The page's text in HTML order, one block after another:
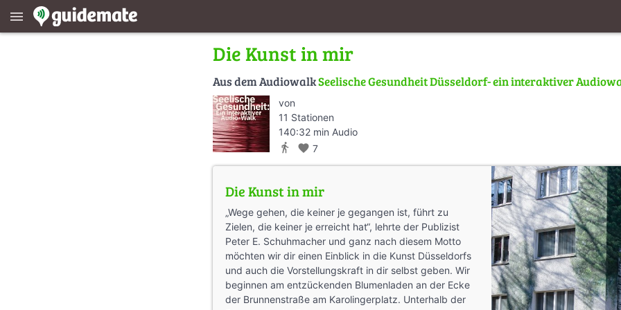
menu
Die Kunst in mir
Aus dem AudiowalkSeelische Gesundheit Düsseldorf- ein interaktiver
von
11 Stationen
140:32 min Audio
directions_walk favorite 7
Die Kunst in mir
„Wege gehen, die keiner je gegangen ist, führt zu
Zielen, die keiner je erreicht hat“, lehrte der Publizist
Peter E. Schuhmacher und ganz nach diesem Motto
möchten wir dir einen Einblick in die Kunst Düsseldorfs
und auch die Vorstellungskraft in dir selbst geben. Wir
beginnen am entzückenden Blumenladen an der Ecke
der Brunnenstraße am Karolingerplatz. Unterhalb der